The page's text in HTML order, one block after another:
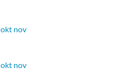
okt nov
okt nov